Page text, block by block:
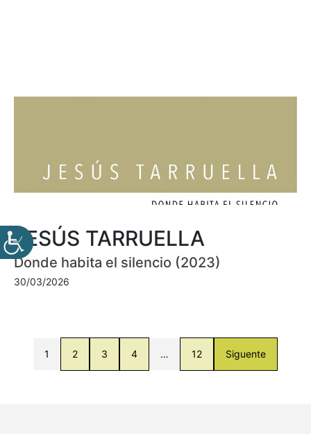
JESÚS TARRUELLA
Donde habita el silencio (2023)
30/03/2026
1 2 3 4 … 12 Siguente